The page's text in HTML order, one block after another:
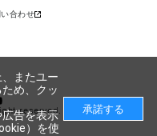
合わせ
reserved.
またユー
め、クッ
告を表示
）を使